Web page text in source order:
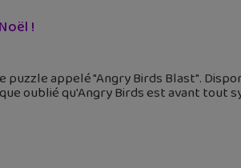
!
appelé "Angry Birds Blast".
oublié qu'Angry Birds est avant tout